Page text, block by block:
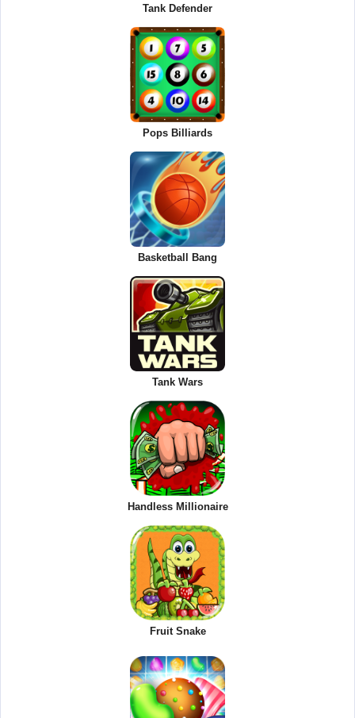
Tank Defender
Pops Billiards
Basketball Bang
Tank Wars
Handless Millionaire
Fruit Snake